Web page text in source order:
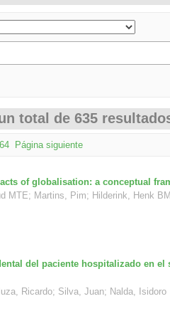
total de 635
64 Página siguiente
of globalisation: a conceptual
MTE; Martins, Pim; Hilderink, Henk
del paciente hospitalizado en
Ricardo; Silva, Juan; Nalda, Isidoro